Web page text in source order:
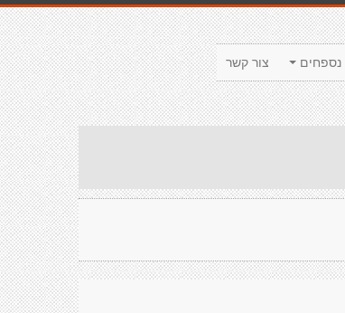
צור קשר נספחים